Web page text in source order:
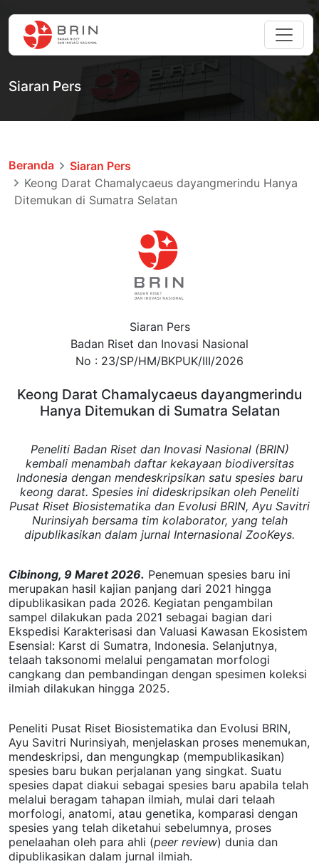
Siaran Pers
Beranda
Siaran Pers
Keong Darat Chamalycaeus dayangmerindu Hanya
Ditemukan di Sumatra Selatan
Siaran Pers
Badan Riset dan Inovasi Nasional
No : 23/SP/HM/BKPUK/III/2026
Keong Darat Chamalycaeus dayangmerindu
Hanya Ditemukan di Sumatra Selatan
Peneliti Badan Riset dan Inovasi Nasional (BRIN)
kembali menambah daftar kekayaan biodiversitas
Indonesia dengan mendeskripsikan satu spesies baru
keong darat. Spesies ini dideskripsikan oleh Peneliti
Pusat Riset Biosistematika dan Evolusi BRIN, Ayu Savitri
Nurinsiyah bersama tim kolaborator, yang telah
dipublikasikan dalam jurnal Internasional ZooKeys.
Cibinong, 9 Maret 2026. Penemuan spesies baru ini
merupakan hasil kajian panjang dari 2021 hingga
dipublikasikan pada 2026. Kegiatan pengambilan
sampel dilakukan pada 2021 sebagai bagian dari
Ekspedisi Karakterisasi dan Valuasi Kawasan Ekosistem
Esensial: Karst di Sumatra, Indonesia. Selanjutnya,
telaah taksonomi melalui pengamatan morfologi
cangkang dan pembandingan dengan spesimen koleksi
ilmiah dilakukan hingga 2025.
Peneliti Pusat Riset Biosistematika dan Evolusi BRIN,
Ayu Savitri Nurinsiyah, menjelaskan proses menemukan,
mendeskripsi, dan mengungkap (mempublikasikan)
spesies baru bukan perjalanan yang singkat. Suatu
spesies dapat diakui sebagai spesies baru apabila telah
melalui beragam tahapan ilmiah, mulai dari telaah
morfologi, anatomi, atau genetika, komparasi dengan
spesies yang telah diketahui sebelumnya, proses
penelaahan oleh para ahli (peer review) dunia dan
dipublikasikan dalam jurnal ilmiah.